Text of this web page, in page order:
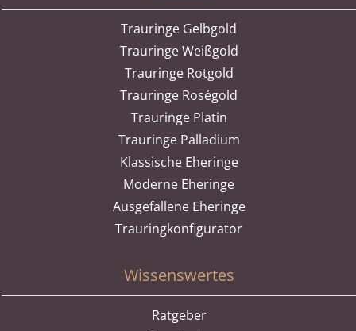
Trauringe Gelbgold
Trauringe Weißgold
Trauringe Rotgold
Trauringe Roségold
Trauringe Platin
Trauringe Palladium
Klassische Eheringe
Moderne Eheringe
Ausgefallene Eheringe
Trauringkonfigurator
Wissenswertes
Ratgeber